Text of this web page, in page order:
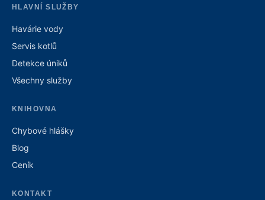
HLAVNÍ SLUŽBY
Havárie vody
Servis kotlů
Detekce úniků
Všechny služby
KNIHOVNA
Chybové hlášky
Blog
Ceník
KONTAKT